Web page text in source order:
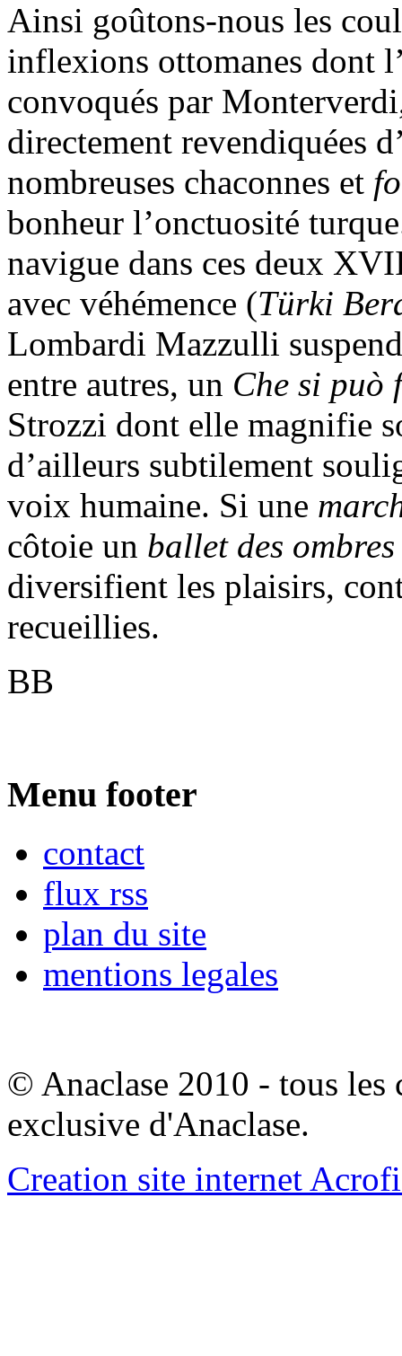
Ainsi goûtons-nous les
inflexions ottomanes dont
convoqués par
directement revendiquées
nombreuses chaconnes et
bonheur l’onctuosité
navigue dans ces deux
avec véhémence (Türki
Lombardi Mazzulli
entre autres, un Che si può
Strozzi dont elle magnifie
d’ailleurs subtilement
voix humaine. Si une
côtoie un ballet des
diversifient les plaisirs,
recueillies.
BB
Menu footer
contact
flux rss
plan du site
mentions legales
© Anaclase 2010 - tous les
exclusive d'Anaclase.
Creation site internet